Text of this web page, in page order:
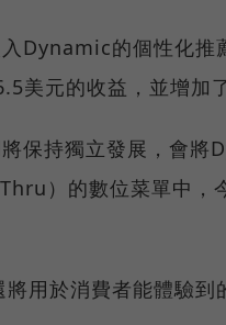
Dynamic的個性化推
美元的收益，並增加
保持獨立發展，會將
）的數位菜單中，
用於消費者能體驗到